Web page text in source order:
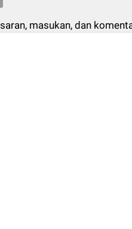
masukan, dan